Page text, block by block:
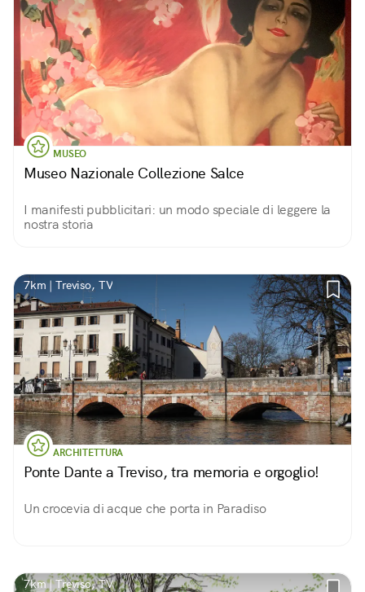
MUSEO
Museo Nazionale Collezione Salce
I manifesti pubblicitari: un modo speciale di leggere la
nostra storia
7km | Treviso, TV
ARCHITETTURA
Ponte Dante a Treviso, tra memoria e orgoglio!
Un crocevia di acque che porta in Paradiso
7km | Treviso, TV